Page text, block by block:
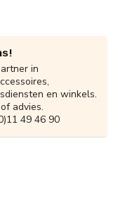
in
en winkels.
advies.
49 46 90